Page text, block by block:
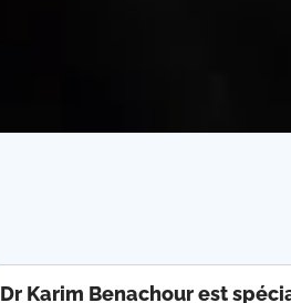
Dr Karim Benachour est